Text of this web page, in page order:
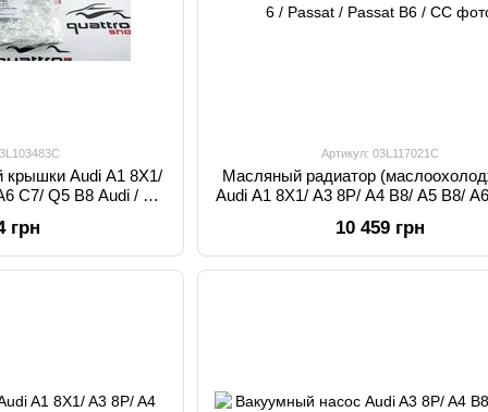
крышки Audi A1 8X1/
C7/ Q5 B8 Audi / A1
/ TT / TT MK3 / VW /
/ Jetta 6 / Passat
CC / Tiguan
грн
Артикул: 03L117021C
Масляный радиатор
Audi A1 8X1/ A3 8P/ A4 B8/ A5 B8/ A6
B8 / A5 / A5 B8 / A6 / A6 C7 / Q5 / Q5
/ TT MK3 / VW / Amarok / Golf / Golf
Jetta 6 / Passat / Passat B6 /
10 459 грн